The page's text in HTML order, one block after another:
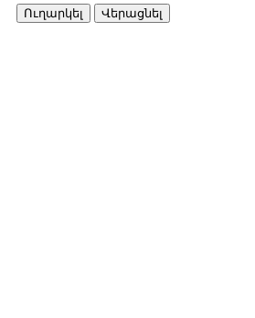
Ուղարկել Վերացնել